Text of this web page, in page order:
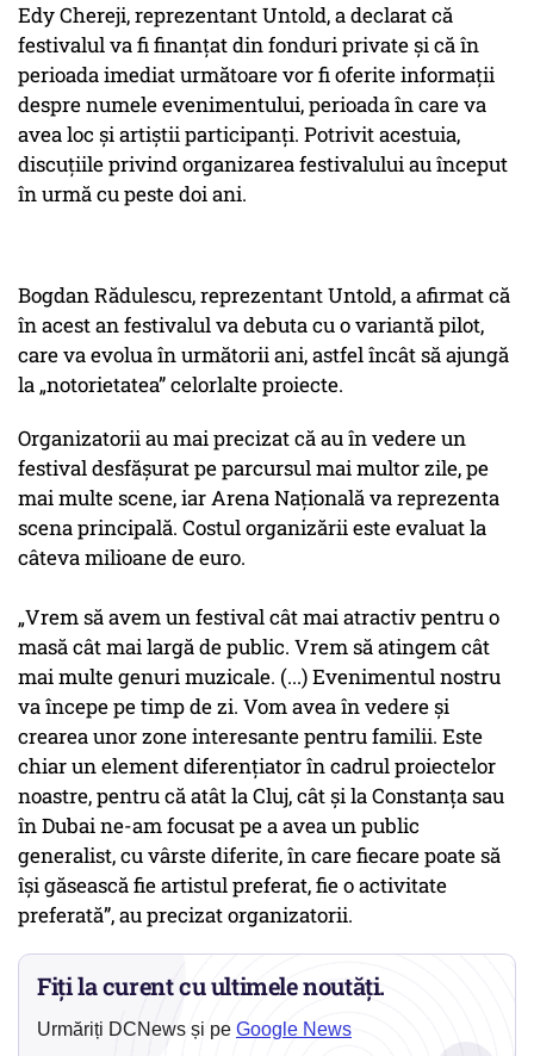
Edy Chereji, reprezentant Untold, a declarat că
festivalul va fi finanțat din fonduri private și că în
perioada imediat următoare vor fi oferite informații
despre numele evenimentului, perioada în care va
avea loc și artiștii participanți. Potrivit acestuia,
discuțiile privind organizarea festivalului au început
în urmă cu peste doi ani.
Bogdan Rădulescu, reprezentant Untold, a afirmat că
în acest an festivalul va debuta cu o variantă pilot,
care va evolua în următorii ani, astfel încât să ajungă
la „notorietatea” celorlalte proiecte.
Organizatorii au mai precizat că au în vedere un
festival desfășurat pe parcursul mai multor zile, pe
mai multe scene, iar Arena Națională va reprezenta
scena principală. Costul organizării este evaluat la
câteva milioane de euro.
„Vrem să avem un festival cât mai atractiv pentru o
masă cât mai largă de public. Vrem să atingem cât
mai multe genuri muzicale. (...) Evenimentul nostru
va începe pe timp de zi. Vom avea în vedere și
crearea unor zone interesante pentru familii. Este
chiar un element diferențiator în cadrul proiectelor
noastre, pentru că atât la Cluj, cât și la Constanța sau
în Dubai ne-am focusat pe a avea un public
generalist, cu vârste diferite, în care fiecare poate să
își găsească fie artistul preferat, fie o activitate
preferată”, au precizat organizatorii.
Fiți la curent cu ultimele noutăți.
Urmăriți DCNews și pe Google News